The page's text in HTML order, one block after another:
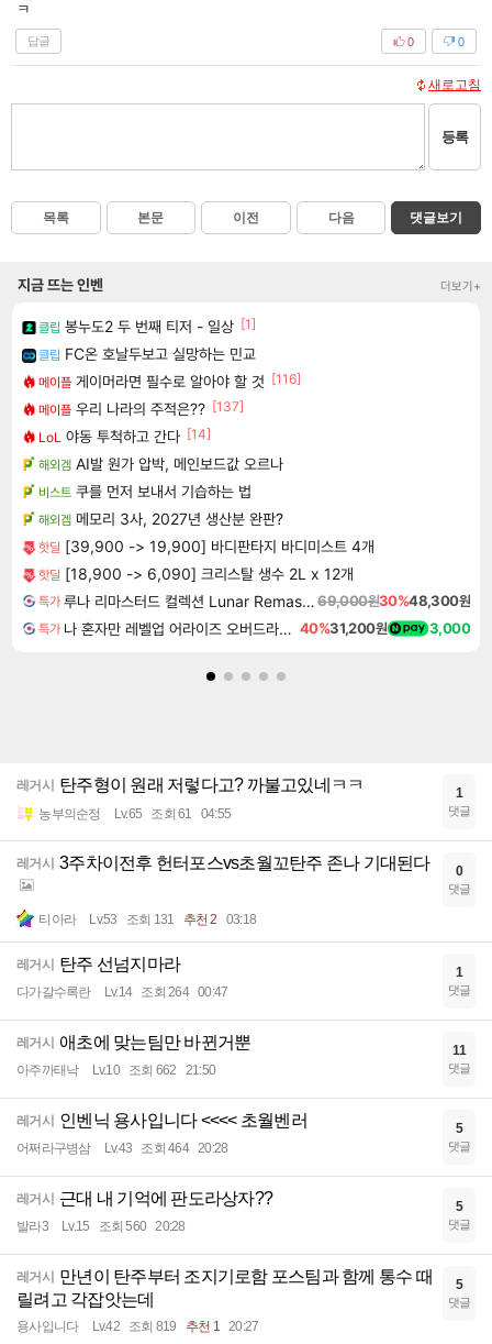
ㅋ
답글 0
0
새로고침
등록
목록 본문 이전 다음 댓글보기
지금 뜨는 인벤 더보기+
클립 봉누도2 두 번째 티저 - 일상 [1]
클립 FC온 호날두보고 실망하는 민교
메이플 게이머라면 필수로 알아야 할 것 [116]
메이플 우리 나라의 주적은?? [137]
LoL 야동 투척하고 간다 [14]
해외겜 AI발 원가 압박, 메인보드값 오르나
비스트 쿠를 먼저 보내서 기습하는 법
해외겜 메모리 3사, 2027년 생산분 완판?
핫딜 [39,900 -> 19,900] 바디판타지 바디미스트 4개
핫딜 [18,900 -> 6,090] 크리스탈 생수 2L x 12개
특가 루나 리마스터드 컬렉션 Lunar Remastered Collection69,000원30%48,300원
특가 나 혼자만 레벨업 어라이즈 오버드라이브 디럭스 에디션 Solo Leveling Arise Overdrive Deluxe Edition 40%31,200원 3,000
레거시 탄주형이 원래 저렇다고? 까불고있네ㅋㅋ
농부의순정 Lv.65 조회 61 04:55
1
댓글
레거시 3주차이전후 헌터포스vs초월꼬탄주 존나 기대된다
티아라 Lv.53 조회 131 추천 2 03:18
0
댓글
레거시 탄주 선넘지마라
다가갈수록란 Lv.14 조회 264 00:47
1
댓글
레거시 애초에 맞는팀만 바뀐거뿐
아주까태낙 Lv.10 조회 662 21:50
11
댓글
레거시 인벤닉 용사입니다 <<<< 초월벤러
어쩌라구병삼 Lv.43 조회 464 20:28
5
댓글
레거시 근대 내 기억에 판도라상자??
발라3 Lv.15 조회 560 20:28
5
댓글
레거시
만년이 탄주부터 조지기로함 포스팀과 함께 통수 때
릴려고 각잡앗는데
용사입니다 Lv.42 조회 819 추천 1 20:27
5
댓글